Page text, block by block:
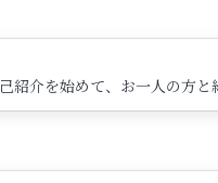
紹介を始めて、お一人の方